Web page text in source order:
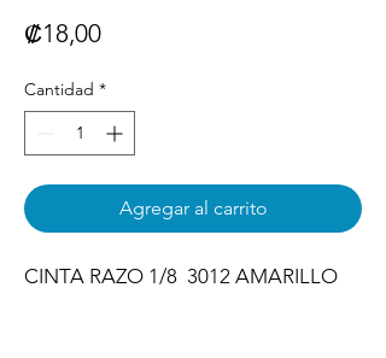
₡18,00Precio
Cantidad *
Agregar al carrito
CINTA RAZO 1/8  3012 AMARILLO